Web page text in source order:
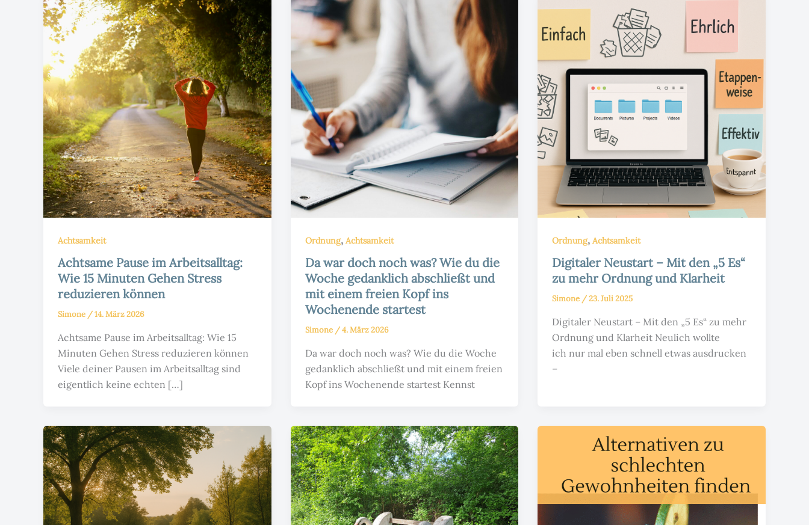
Achtsamkeit
Achtsame Pause im Arbeitsalltag:
Wie 15 Minuten Gehen Stress
reduzieren können
Simone /14. März 2026
Achtsame Pause im Arbeitsalltag: Wie 15
Minuten Gehen Stress reduzieren können
Viele deiner Pausen im Arbeitsalltag sind
eigentlich keine echten […]
Ordnung, Achtsamkeit
Da war doch noch was? Wie du die
Woche gedanklich abschließt und
mit einem freien Kopf ins
Wochenende startest
Simone /4. März 2026
Da war doch noch was? Wie du die Woche
gedanklich abschließt und mit einem freien
Kopf ins Wochenende startest Kennst
Ordnung,Achtsamkeit
Digitaler Neustart – Mit den „5 Es“
zu mehr Ordnung und Klarheit
Simone /23. Juli 2025
Digitaler Neustart – Mit den „5 Es“ zu mehr
Ordnung und Klarheit Neulich wollte
ich nur mal eben schnell etwas ausdrucken
–